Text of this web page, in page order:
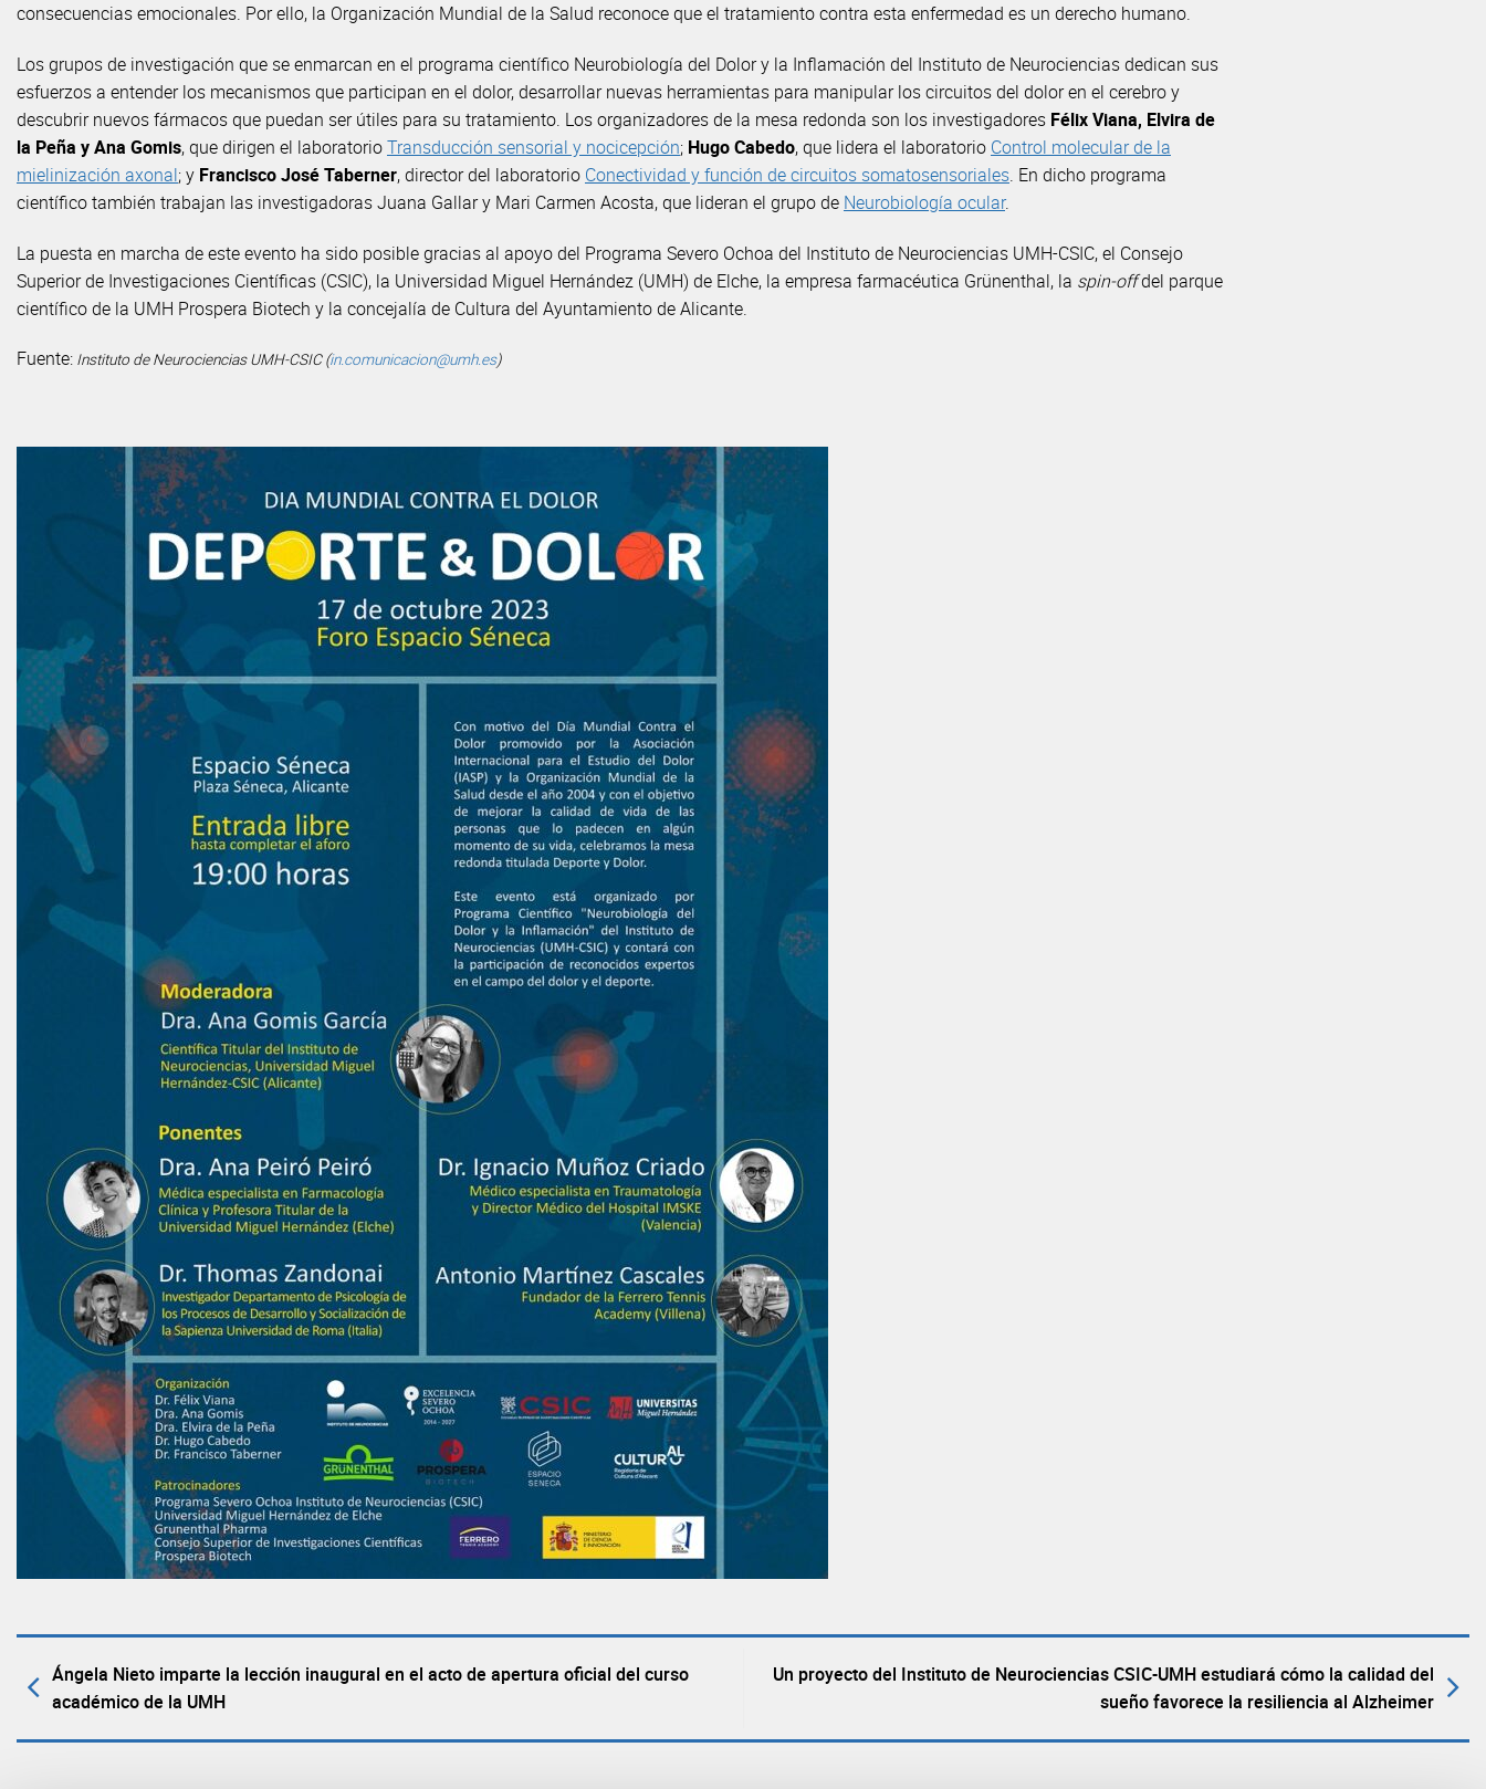
consecuencias emocionales. Por ello, la Organización Mundial de la Salud reconoce que el tratamiento contra esta enfermedad es un derecho humano.
Los grupos de investigación que se enmarcan en el programa científico Neurobiología del Dolor y la Inflamación del Instituto de Neurociencias dedican sus
esfuerzos a entender los mecanismos que participan en el dolor, desarrollar nuevas herramientas para manipular los circuitos del dolor en el cerebro y
descubrir nuevos fármacos que puedan ser útiles para su tratamiento. Los organizadores de la mesa redonda son los investigadores Félix Viana, Elvira de
la Peña y Ana Gomis, que dirigen el laboratorioTransducción sensorial y nocicepción; Hugo Cabedo, que lidera el laboratorio Control molecular de la
mielinización axonal; y Francisco José Taberner, director del laboratorio Conectividad y función de circuitos somatosensoriales. En dicho programa
científico también trabajan las investigadoras Juana Gallar y Mari Carmen Acosta, que lideran el grupo de Neurobiología ocular.
La puesta en marcha de este evento ha sido posible gracias al apoyo del Programa Severo Ochoa del Instituto de Neurociencias UMH-CSIC, el Consejo
Superior de Investigaciones Científicas (CSIC), la Universidad Miguel Hernández (UMH) de Elche, la empresa farmacéutica Grünenthal, la spin-offdel parque
científico de la UMH Prospera Biotech y la concejalía de Cultura del Ayuntamiento de Alicante.
Fuente: Instituto de Neurociencias UMH-CSIC (in.comunicacion@umh.es)
Ángela Nieto imparte la lección inaugural en el acto de apertura oficial del curso
académico de la UMH
Un proyecto del Instituto de Neurociencias CSIC-UMH estudiará cómo la calidad del
sueño favorece la resiliencia al Alzheimer